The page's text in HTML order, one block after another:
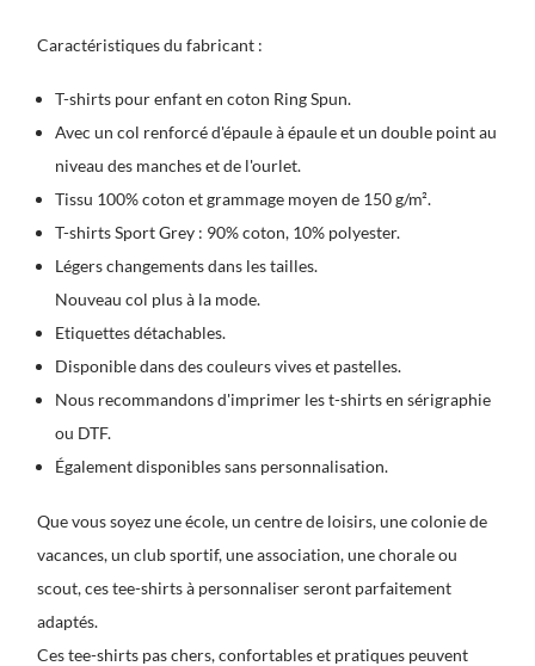
Caractéristiques du fabricant :
T-shirts pour enfant en coton Ring Spun.
Avec un col renforcé d'épaule à épaule et un double point au
niveau des manches et de l'ourlet.
Tissu 100% coton et grammage moyen de 150 g/m².
T-shirts Sport Grey : 90% coton, 10% polyester.
Légers changements dans les tailles.
Nouveau col plus à la mode.
Etiquettes détachables.
Disponible dans des couleurs vives et pastelles.
Nous recommandons d'imprimer les t-shirts en sérigraphie
ou DTF.
Également disponibles sans personnalisation.
Que vous soyez une école, un centre de loisirs, une colonie de
vacances, un club sportif, une association, une chorale ou
scout, ces tee-shirts à personnaliser seront parfaitement
adaptés.
Ces tee-shirts pas chers, confortables et pratiques peuvent